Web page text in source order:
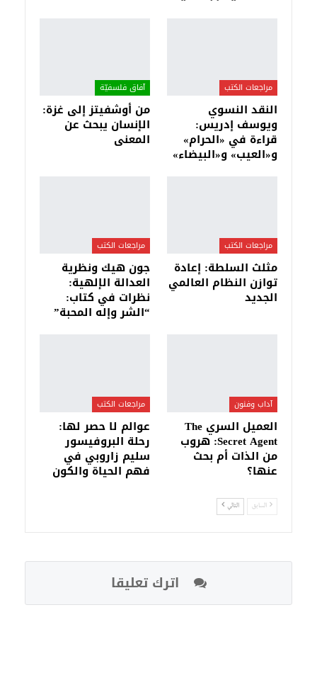
مراجعات الكتب
النقد النسوي
ويوسف إدريس:
قراءة في «الحرام»
و«العيب» و«البيضاء»
آفاق فلسفيّة‎
من أوشفيتز إلى غزة:
الإنسان يبحث عن
المعنى
مراجعات الكتب
مثلث السلطة: إعادة
توازن النظام العالمي
الجديد
مراجعات الكتب
جون هيك ونظرية
العدالة الإلهية:
نظرات في كتاب:
“الشر وإله المحبة”
آداب وفنون
العميل السري The
Secret Agent: هروب
من الذات أم بحث
عنها؟
مراجعات الكتب
عوالم لا حصر لها:
رحلة البروفيسور
سليم زاروبي في
فهم الحياة والكون
السابق التالي
اترك تعليقا